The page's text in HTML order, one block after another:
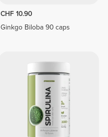
CHF 10.90
Ginkgo Biloba 90 caps